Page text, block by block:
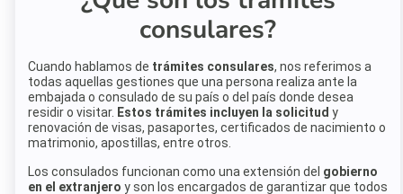
consulares?
Cuando hablamos de trámites consulares, nos referimos a
todas aquellas gestiones que una persona realiza ante la
embajada o consulado de su país o del país donde desea
residir o visitar. Estos trámites incluyen la solicitud y
renovación de visas, pasaportes, certificados de nacimiento o
matrimonio, apostillas, entre otros.
Los consulados funcionan como una extensión del gobierno
en el extranjero y son los encargados de garantizar que todos